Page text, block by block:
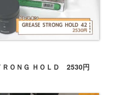
ＯＮＧ ＨＯＬＤ 2530円